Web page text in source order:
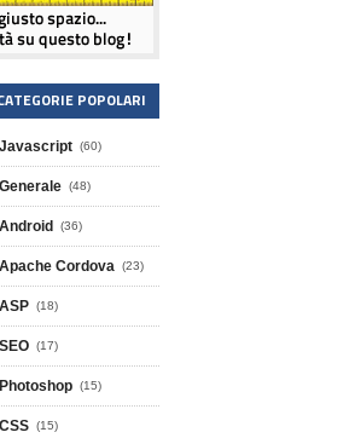
POPOLARI
Javascript (60)
Generale (48)
Android (36)
Apache Cordova (23)
ASP (18)
SEO (17)
Photoshop (15)
CSS (15)